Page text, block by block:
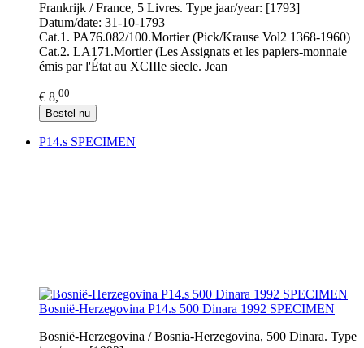
Frankrijk / France, 5 Livres. Type jaar/year: [1793]
Datum/date: 31-10-1793
Cat.1. PA76.082/100.Mortier (Pick/Krause Vol2 1368-1960)
Cat.2. LA171.Mortier (Les Assignats et les papiers-monnaie
émis par l'État au XCIIIe siecle. Jean
€ 8,00
Bestel nu
P14.s SPECIMEN
Bosnië-Herzegovina P14.s 500 Dinara 1992 SPECIMEN
Bosnië-Herzegovina / Bosnia-Herzegovina, 500 Dinara. Type